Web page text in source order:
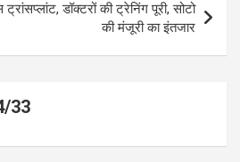
डॉक्टरों की ट्रेनिंग पूरी, सोटो
की मंजूरी का इंतजार
33